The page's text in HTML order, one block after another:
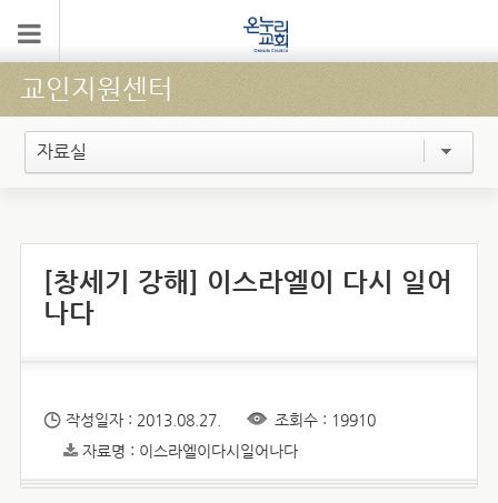
교인지원센터
자료실
[창세기 강해] 이스라엘이 다시 일어
나다
작성일자 : 2013.08.27.
조회수 : 19910
자료명 : 이스라엘이다시일어나다